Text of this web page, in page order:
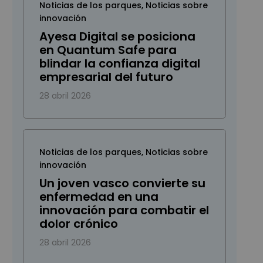
Noticias de los parques, Noticias sobre
innovación
Ayesa Digital se posiciona
en Quantum Safe para
blindar la confianza digital
empresarial del futuro
28 abril 2026
Noticias de los parques, Noticias sobre
innovación
Un joven vasco convierte su
enfermedad en una
innovación para combatir el
dolor crónico
28 abril 2026